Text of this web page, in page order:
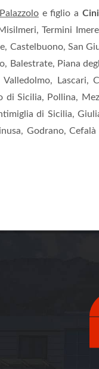
e figlio a
Termini
Castelbuono, San
Balestrate, Piana
Lascari,
di Sicilia, Pollina,
di Sicilia,
Godrano,